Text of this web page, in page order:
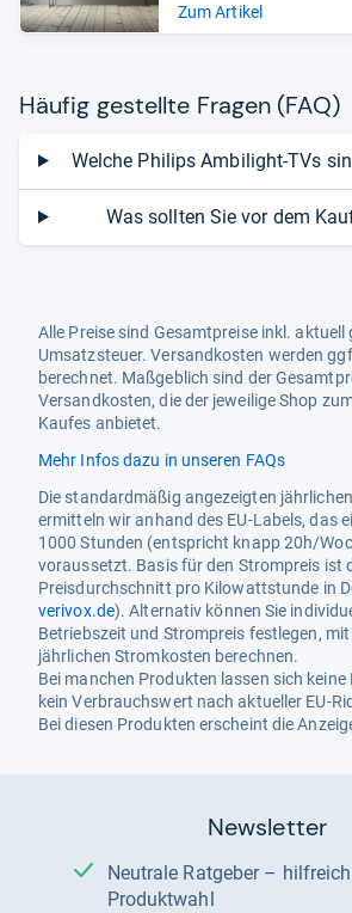
Zum Artikel
Häu­fig gestellte Fra­gen (FAQ)
Welche Philips Ambilight-TVs
Was sollten Sie vor dem
Alle Preise sind Gesamtpreise inkl.
Umsatzsteuer. Versandkosten werden
berechnet. Maßgeblich sind der
Versandkosten, die der jeweilige Shop
Kaufes anbietet.
Mehr Infos dazu in unseren FAQs
Die standardmäßig angezeigten
ermitteln wir anhand des EU-Labels, das
1000 Stunden (entspricht knapp 20h/
voraussetzt. Basis für den Strompreis ist
Preisdurchschnitt pro Kilowattstunde in
verivox.de). Alternativ können Sie
Betriebszeit und Strompreis festlegen,
jährlichen Stromkosten berechnen.
Bei manchen Produkten lassen sich
kein Verbrauchswert nach aktueller EU-
Bei diesen Produkten erscheint die
Newsletter
Neutrale Ratgeber – hilfreich für Ihre
Produktwahl